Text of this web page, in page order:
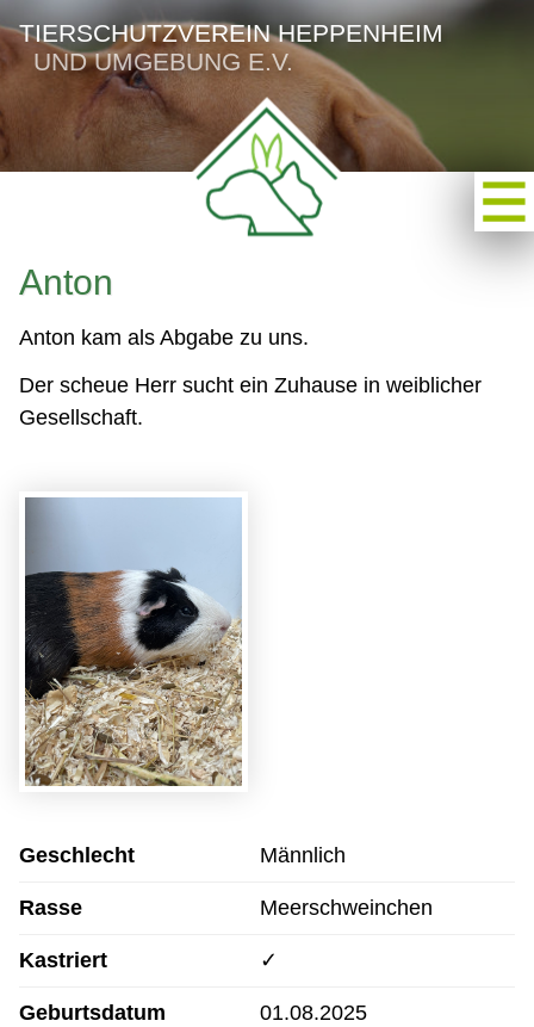
TIERSCHUTZVEREIN HEPPENHEIM
UND UMGEBUNG E.V.
Anton
Anton kam als Abgabe zu uns.
Der scheue Herr sucht ein Zuhause in weiblicher
Gesellschaft.
Geschlecht Männlich
Rasse Meerschweinchen
Kastriert ✓
Geburtsdatum 01.08.2025